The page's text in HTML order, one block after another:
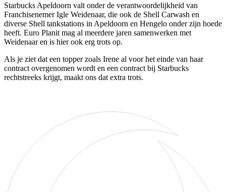
Starbucks Apeldoorn valt onder de verantwoordelijkheid van
Franchisenemer Igle Weidenaar, die ook de Shell Carwash en
diverse Shell tankstations in Apeldoorn en Hengelo onder zijn hoede
heeft. Euro Planit mag al meerdere jaren samenwerken met
Weidenaar en is hier ook erg trots op.
Als je ziet dat een topper zoals Irene al voor het einde van haar
contract overgenomen wordt en een contract bij Starbucks
rechtstreeks krijgt, maakt ons dat extra trots.